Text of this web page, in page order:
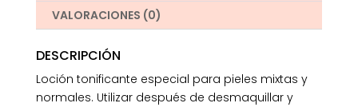
VALORACIONES (0)
DESCRIPCIÓN
Loción tonificante especial para pieles mixtas y
normales. Utilizar después de desmaquillar y